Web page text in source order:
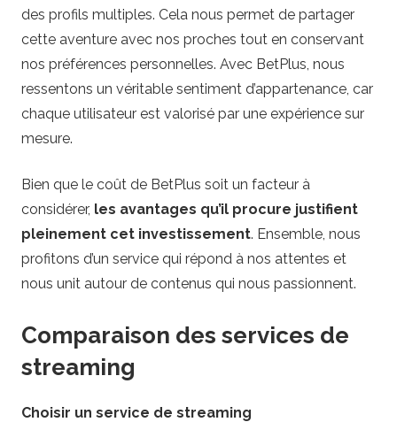
des profils multiples. Cela nous permet de partager
cette aventure avec nos proches tout en conservant
nos préférences personnelles. Avec BetPlus, nous
ressentons un véritable sentiment d’appartenance, car
chaque utilisateur est valorisé par une expérience sur
mesure.
Bien que le coût de BetPlus soit un facteur à
considérer, les avantages qu’il procure justifient
pleinement cet investissement. Ensemble, nous
profitons d’un service qui répond à nos attentes et
nous unit autour de contenus qui nous passionnent.
Comparaison des services de
streaming
Choisir un service de streaming